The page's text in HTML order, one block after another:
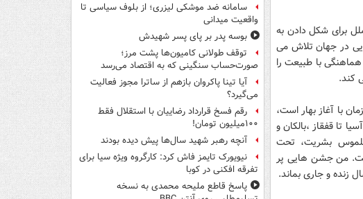
برای شکل دادن به
در جهان تلاش می
است، که هماهنگی با طبیعت را
کند.
با آغاز بهار است،
تا قفقاز ،بالکان و
بشریت، تحت
من جشن هایی پر
زنده و جاری بماند.
سامانه ضد موشکی لیزری؛ از بلوف سیاسی تا
واقعیت میدانی
بوسه‌ پدر بر پای پسر شهیدش
توقف طولانی کامیون‌ها پشت مرز؛
صورت‌حساب سنگینی که به اقتصاد می‌رسد
آیا تینا پاکروان بازهم از ساترا مجوز فعالیت
می‌گیرد؟
رقم فسخ قرارداد رضاییان با استقلال فقط
۱۰۰میلیون تومان!
آنچه رهبر شهید سال‌ها پیش دیده بودند
نیویورک تایمز فاش کرد: کارگروه ویژه سیا برای
تفرقه افکنی در کوبا
پاسخ قاطع ملیحه محمدی به نسخه